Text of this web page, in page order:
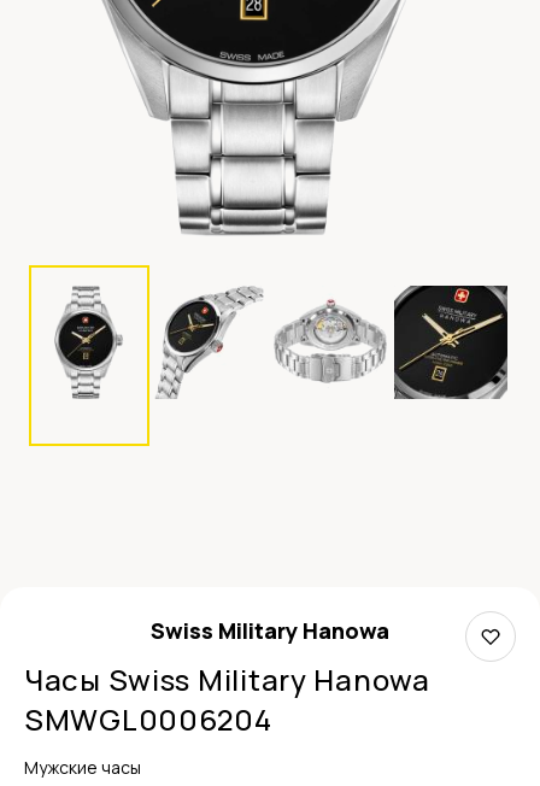
Swiss Military Hanowa
Часы Swiss Military Hanowa
SMWGL0006204
Мужские часы